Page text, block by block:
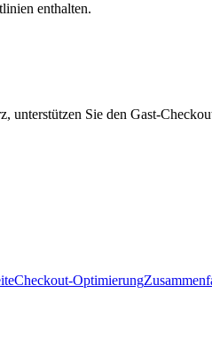
enthalten.
Sie den Gast-
Checkout-Optimierung